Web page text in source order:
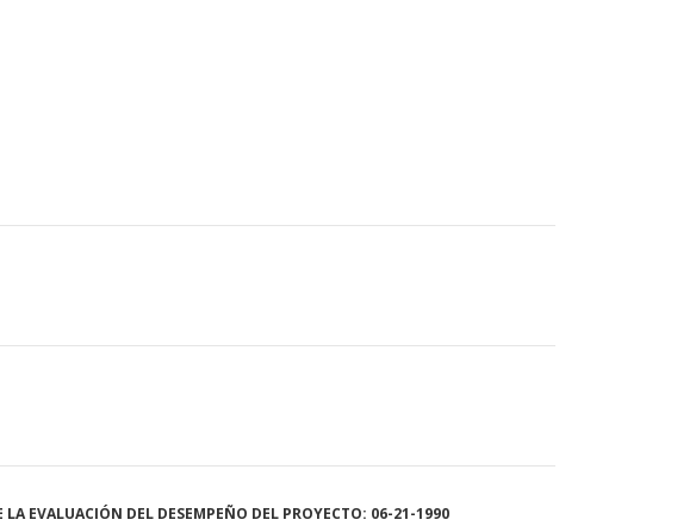
LA EVALUACIÓN DEL DESEMPEÑO DEL PROYECTO: 06-21-1990